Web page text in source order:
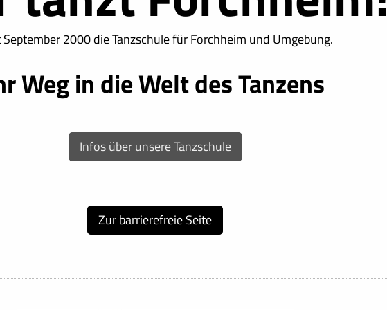
September 2000 die Tanzschule für Forchheim und Umgebung.
Weg in die Welt des Tanzens
Infos über unsere Tanzschule
Zur barrierefreie Seite